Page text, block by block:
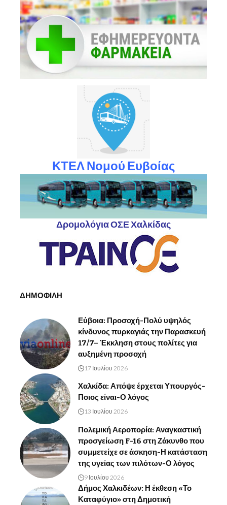
ΚΤΕΛ Νομού Ευβοίας
Δρομολόγια ΟΣΕ Χαλκίδας
ΔΗΜΟΦΙΛΗ
Εύβοια: Προσοχή-Πολύ υψηλός
κίνδυνος πυρκαγιάς την Παρασκευή
17/7– Έκκληση στους πολίτες για
αυξημένη προσοχή
17 Ιουλίου 2026
Χαλκίδα: Απόψε έρχεται Υπουργός-
Ποιος είναι-Ο λόγος
13 Ιουλίου 2026
Πολεμική Αεροπορία: Αναγκαστική
προσγείωση F-16 στη Ζάκυνθο που
συμμετείχε σε άσκηση-Η κατάσταση
της υγείας των πιλότων-Ο λόγος
9 Ιουλίου 2026
Δήμος Χαλκιδέων: Η έκθεση «Το
Καταφύγιο» στη Δημοτική